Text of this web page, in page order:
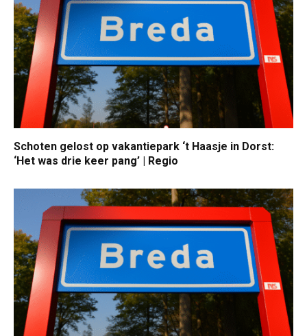
Schoten gelost op vakantiepark ‘t Haasje in Dorst:
‘Het was drie keer pang’ | Regio